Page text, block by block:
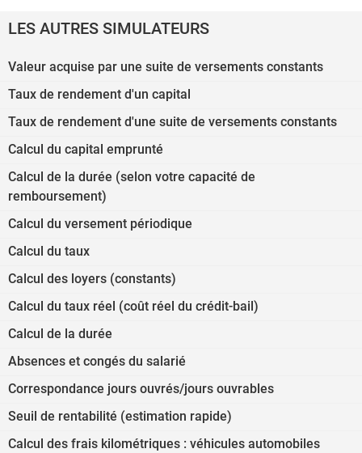
LES AUTRES SIMULATEURS
Valeur acquise par une suite de versements constants
Taux de rendement d'un capital
Taux de rendement d'une suite de versements constants
Calcul du capital emprunté
Calcul de la durée (selon votre capacité de
remboursement)
Calcul du versement périodique
Calcul du taux
Calcul des loyers (constants)
Calcul du taux réel (coût réel du crédit-bail)
Calcul de la durée
Absences et congés du salarié
Correspondance jours ouvrés/jours ouvrables
Seuil de rentabilité (estimation rapide)
Calcul des frais kilométriques : véhicules automobiles